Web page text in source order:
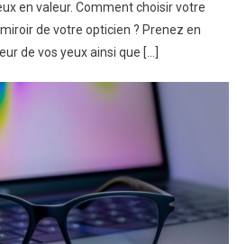
en valeur. Comment choisir votre
de votre opticien ? Prenez en
de vos yeux ainsi que […]